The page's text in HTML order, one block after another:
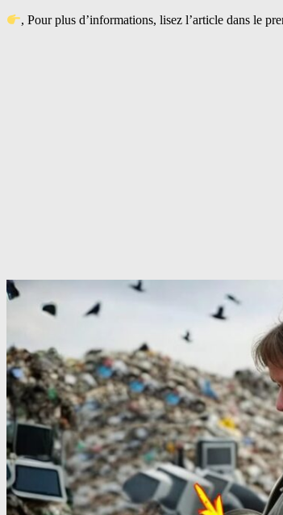
, Pour plus d’informations, lisez l’article dans le